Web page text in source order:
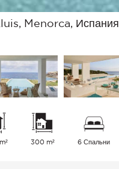
Menorca, Испания
300 m² 6 Спальни